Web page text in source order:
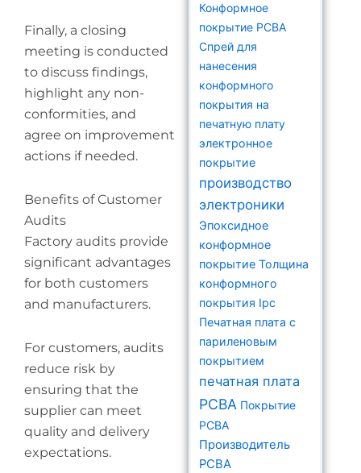
Finally, a closing
meeting is conducted
to discuss findings,
highlight any non-
conformities, and
agree on improvement
actions if needed.
Benefits of Customer
Audits
Factory audits provide
significant advantages
for both customers
and manufacturers.
For customers, audits
reduce risk by
ensuring that the
supplier can meet
quality and delivery
expectations.
Конформное
покрытие PCBA
Спрей для
нанесения
конформного
покрытия на
печатную плату
электронное
покрытие
производство
электроники
Эпоксидное
конформное
покрытие Толщина
конформного
покрытия Ipc
Печатная плата с
париленовым
покрытием
печатная плата
PCBA Покрытие
PCBA
Производитель
PCBA